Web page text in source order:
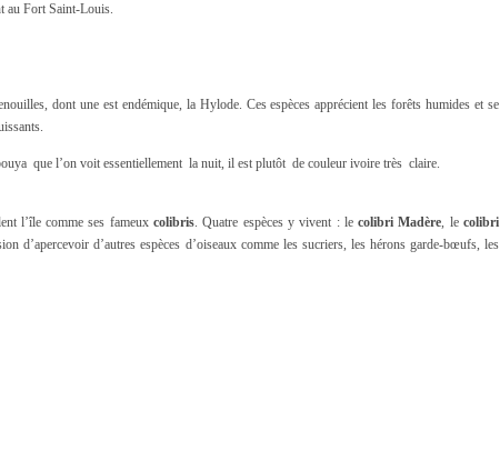
au Fort Saint-Louis.
dont une est endémique, la Hylode. Ces espèces apprécient les forêts humides et se
que l’on voit essentiellement la nuit, il est plutôt de couleur ivoire très claire.
l’île comme ses fameuxcolibris. Quatre espèces y vivent : lecolibri Madère, lecolibri
d’apercevoir d’autres espèces d’oiseaux comme les sucriers, les hérons garde-bœufs, les